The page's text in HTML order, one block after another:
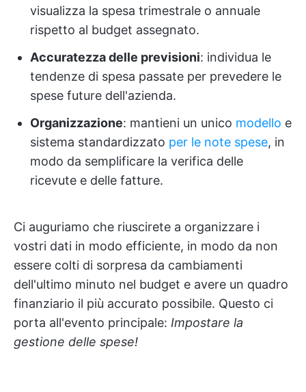
visualizza la spesa trimestrale o annuale
rispetto al budget assegnato.
Accuratezza delle previsioni: individua le
tendenze di spesa passate per prevedere le
spese future dell'azienda.
Organizzazione: mantieni un unico modello e
sistema standardizzato per le note spese, in
modo da semplificare la verifica delle
ricevute e delle fatture.
Ci auguriamo che riuscirete a organizzare i
vostri dati in modo efficiente, in modo da non
essere colti di sorpresa da cambiamenti
dell'ultimo minuto nel budget e avere un quadro
finanziario il più accurato possibile. Questo ci
porta all'evento principale: Impostare la
gestione delle spese!